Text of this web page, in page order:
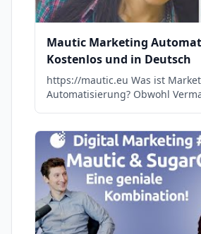
Mautic Marketing
Kostenlos und in Deutsch
https://mautic.eu Was ist
Automatisierung? Obwohl
Software aus wirtschaftlichen
kleine und mittelständige
Jetzt kann mit Mautic dieses
gelöst werden, denn Mautic ist
https://mautic.eu zeigen wir
was Sie mit Mautic Marketing-
Automatisierung erreichen und